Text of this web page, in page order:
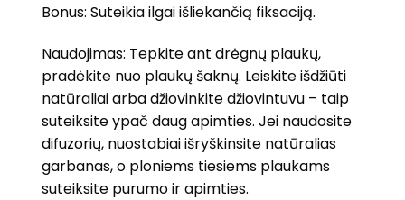
Bonus: Suteikia ilgai išliekančią fiksaciją.
Naudojimas: Tepkite ant drėgnų plaukų,
pradėkite nuo plaukų šaknų. Leiskite išdžiūti
natūraliai arba džiovinkite džiovintuvu – taip
suteiksite ypač daug apimties. Jei naudosite
difuzorių, nuostabiai išryškinsite natūralias
garbanas, o ploniems tiesiems plaukams
suteiksite purumo ir apimties.